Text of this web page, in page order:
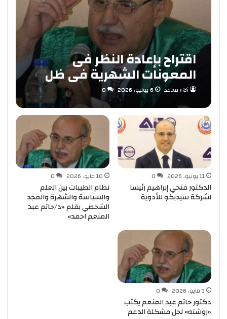
اقتراح بإعادة النظر فى
المعونات الشهرية فى ظل
مفهوم الاستدامة بقلم «د/
حاتم عبد المنعم احمد»
آلاء محمد 6 يوليو، 2026 0
11 يونيو، 2026 0
الدكتور فتحي إبراهيم رئيسا
لشركة سيديكو للأدوية
10 مايو، 2026 0
نظام الطيبات بين العلم
والسياسة والشهرة والمجد
الشخصي بقلم «د/حاتم عبد
المنعم احمد»
3 مايو، 2026 0
دكتور حاتم عبد المنعم يكتب
«روشته» لحل مشكلة الدعم